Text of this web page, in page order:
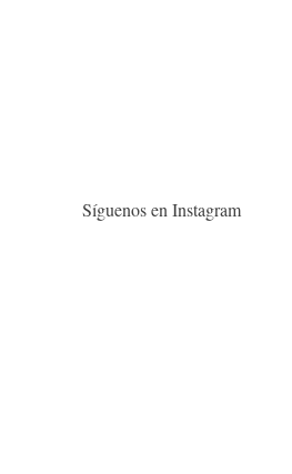
Síguenos en Instagram